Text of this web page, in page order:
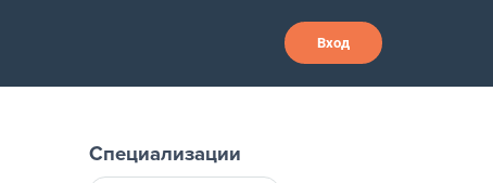
Вход
Специализации